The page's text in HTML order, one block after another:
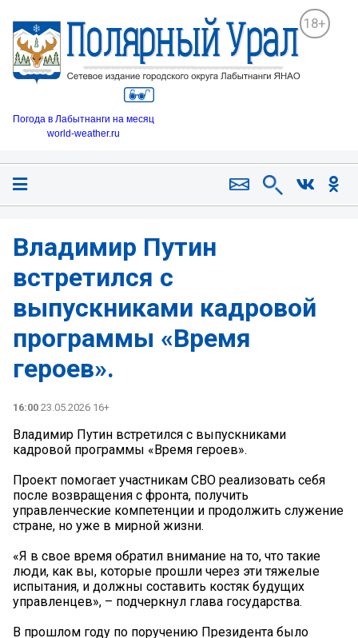
18+
Погода в Лабытнанги на месяц
world-weather.ru
Владимир Путин
встретился с
выпускниками кадровой
программы «Время
героев».
16:00 23.05.2026 16+
Владимир Путин встретился с выпускниками
кадровой программы «Время героев».
Проект помогает участникам СВО реализовать себя
после возвращения с фронта, получить
управленческие компетенции и продолжить служение
стране, но уже в мирной жизни.
«Я в свое время обратил внимание на то, что такие
люди, как вы, которые прошли через эти тяжелые
испытания, и должны составить костяк будущих
управленцев», – подчеркнул глава государства.
В прошлом году по поручению Президента было